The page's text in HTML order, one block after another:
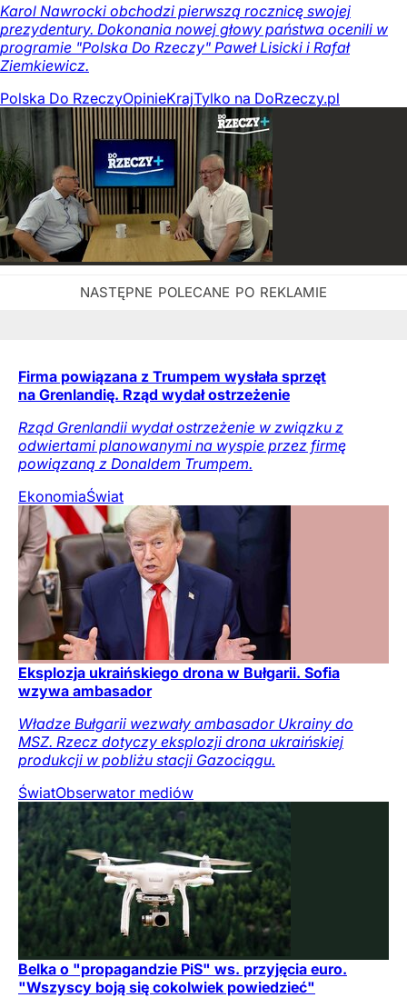
Karol Nawrocki obchodzi pierwszą rocznicę swojej
prezydentury. Dokonania nowej głowy państwa ocenili w
programie "Polska Do Rzeczy" Paweł Lisicki i Rafał
Ziemkiewicz.
Polska Do RzeczyOpinieKrajTylko na DoRzeczy.pl
Firma powiązana z Trumpem wysłała sprzęt
na Grenlandię. Rząd wydał ostrzeżenie
Rząd Grenlandii wydał ostrzeżenie w związku z
odwiertami planowanymi na wyspie przez firmę
powiązaną z Donaldem Trumpem.
EkonomiaŚwiat
Eksplozja ukraińskiego drona w Bułgarii. Sofia
wzywa ambasador
Władze Bułgarii wezwały ambasador Ukrainy do
MSZ. Rzecz dotyczy eksplozji drona ukraińskiej
produkcji w pobliżu stacji Gazociągu.
ŚwiatObserwator mediów
Belka o "propagandzie PiS" ws. przyjęcia euro.
"Wszyscy boją się cokolwiek powiedzieć"